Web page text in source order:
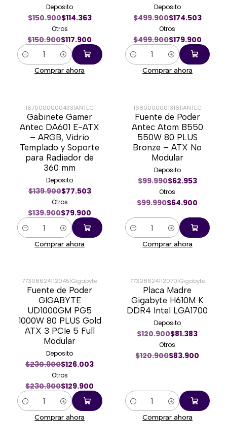
Deposito
$150.900$114.363
Otros
$150.900$117.900
Cantidad
Comprar ahora
Deposito
$499.900$174.503
Otros
$499.900$179.900
Cantidad
Comprar ahora
-43%
1670000000433|ANTEC
Gabinete Gamer
Antec DA601 E-ATX
– ARGB, Vidrio
Templado y Soporte
para Radiador de
360 mm
Deposito
$139.900$77.503
Otros
$139.900$79.900
Cantidad
Comprar ahora
-35%
16800000013161|ANTEC
Fuente de Poder
Antec Atom B550
550W 80 PLUS
Bronze – ATX No
Modular
Deposito
$99.990$62.953
Otros
$99.990$64.900
Cantidad
Comprar ahora
-44%
77308624112045|Gigabyte
Fuente de Poder
GIGABYTE
UD1000GM PG5
1000W 80 PLUS Gold
ATX 3 PCIe 5 Full
Modular
Deposito
$230.900$126.003
Otros
$230.900$129.900
Cantidad
Comprar ahora
-31%
77308624112070|Gigabyte
Placa Madre
Gigabyte H610M K
DDR4 Intel LGA1700
Deposito
$120.900$81.383
Otros
$120.900$83.900
Cantidad
Comprar ahora